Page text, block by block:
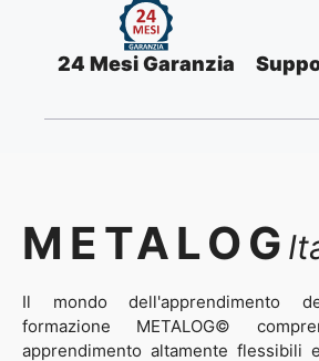
24 Mesi Garanzia
METALOG
Il mondo dell'apprendimento
formazione METALOG©
apprendimento altamente flessibili